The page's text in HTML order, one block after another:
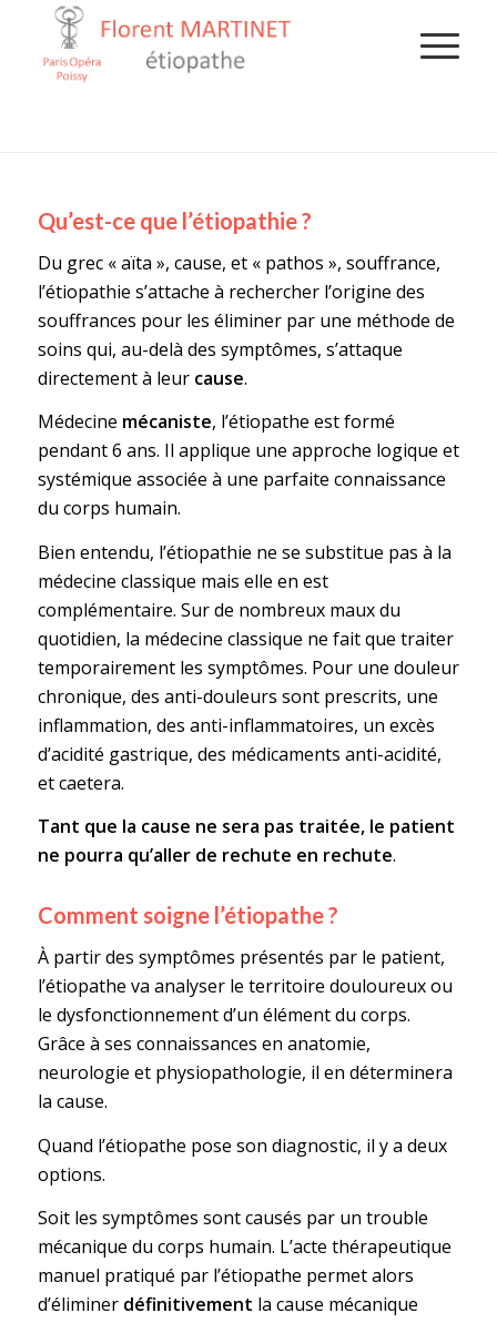
Qu’est-ce que l’étiopathie ?
Du grec « aïta », cause, et « pathos », souffrance,
l’étiopathie s’attache à rechercher l’origine des
souffrances pour les éliminer par une méthode de
soins qui, au-delà des symptômes, s’attaque
directement à leur cause.
Médecine mécaniste, l’étiopathe est formé
pendant 6 ans. Il applique une approche logique et
systémique associée à une parfaite connaissance
du corps humain.
Bien entendu, l’étiopathie ne se substitue pas à la
médecine classique mais elle en est
complémentaire. Sur de nombreux maux du
quotidien, la médecine classique ne fait que traiter
temporairement les symptômes. Pour une douleur
chronique, des anti-douleurs sont prescrits, une
inflammation, des anti-inflammatoires, un excès
d’acidité gastrique, des médicaments anti-acidité,
et caetera.
Tant que la cause ne sera pas traitée, le patient
ne pourra qu’aller de rechute en rechute.
Comment soigne l’étiopathe ?
À partir des symptômes présentés par le patient,
l’étiopathe va analyser le territoire douloureux ou
le dysfonctionnement d’un élément du corps.
Grâce à ses connaissances en anatomie,
neurologie et physiopathologie, il en déterminera
la cause.
Quand l’étiopathe pose son diagnostic, il y a deux
options.
Soit les symptômes sont causés par un trouble
mécanique du corps humain. L’acte thérapeutique
manuel pratiqué par l’étiopathe permet alors
d’éliminer définitivement la cause mécanique